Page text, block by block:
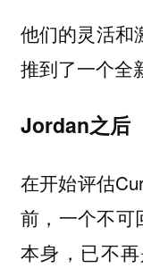
他们的灵活和
推到了一个全
Jordan之后
在开始评估
前，一个不可
本身，已不